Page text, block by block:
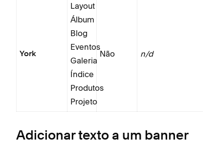
York
Layout
Álbum
Blog
Eventos
Galeria
Índice
Produtos
Projeto
Não n/d
Adicionar texto a um banner